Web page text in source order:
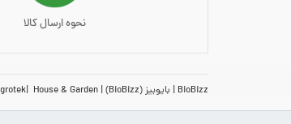
نحوه ارسال کالا
BioBizz بایوبیز (BioBizz) grotek House & Garden